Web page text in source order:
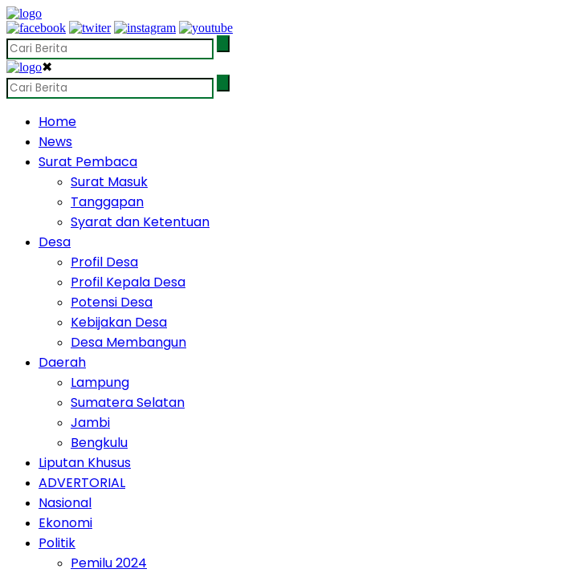
✖
Home
News
Surat Pembaca
Surat Masuk
Tanggapan
Syarat dan Ketentuan
Desa
Profil Desa
Profil Kepala Desa
Potensi Desa
Kebijakan Desa
Desa Membangun
Daerah
Lampung
Sumatera Selatan
Jambi
Bengkulu
Liputan Khusus
ADVERTORIAL
Nasional
Ekonomi
Politik
Pemilu 2024